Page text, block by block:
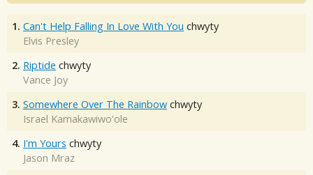
1. Can't Help Falling In Love With You chwyty
Elvis Presley
2. Riptide chwyty
Vance Joy
3. Somewhere Over The Rainbow chwyty
Israel Kamakawiwo'ole
4. I'm Yours chwyty
Jason Mraz